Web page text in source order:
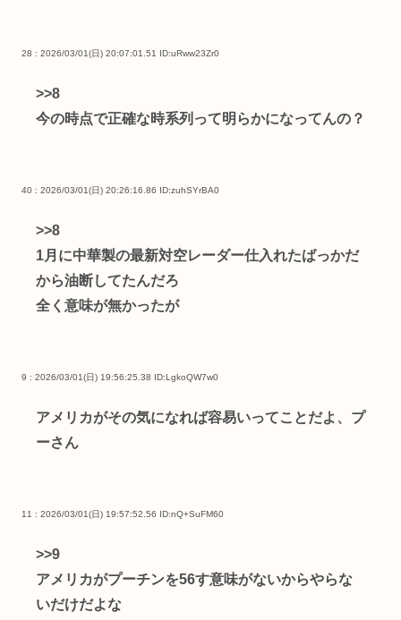
28 : 2026/03/01(日) 20:07:01.51 ID:uRww23Zr0
>>8
今の時点で正確な時系列って明らかになってんの？
40 : 2026/03/01(日) 20:26:16.86 ID:zuhSYrBA0
>>8
1月に中華製の最新対空レーダー仕入れたばっかだ
から油断してたんだろ
全く意味が無かったが
9 : 2026/03/01(日) 19:56:25.38 ID:LgkoQW7w0
アメリカがその気になれば容易いってことだよ、プ
ーさん
11 : 2026/03/01(日) 19:57:52.56 ID:nQ+SuFM60
>>9
アメリカがプーチンを56す意味がないからやらな
いだけだよな